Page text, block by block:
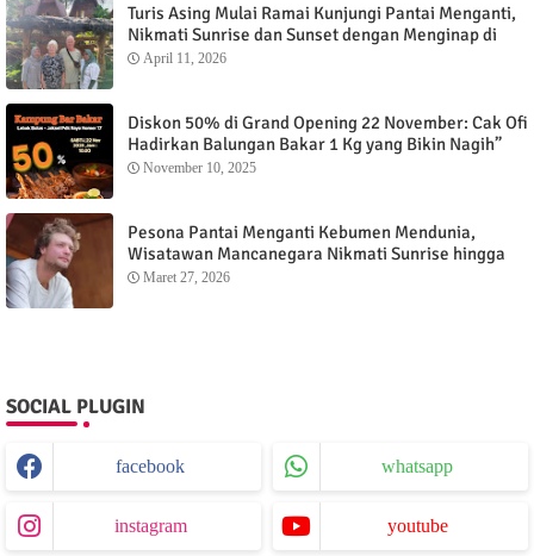
Turis Asing Mulai Ramai Kunjungi Pantai Menganti,
Nikmati Sunrise dan Sunset dengan Menginap di
Menganti Cottage
April 11, 2026
Diskon 50% di Grand Opening 22 November: Cak Ofi
Hadirkan Balungan Bakar 1 Kg yang Bikin Nagih”
November 10, 2025
Pesona Pantai Menganti Kebumen Mendunia,
Wisatawan Mancanegara Nikmati Sunrise hingga
Sunset dari Menganti Cottage
Maret 27, 2026
SOCIAL PLUGIN
facebook whatsapp
instagram youtube